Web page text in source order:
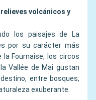
volcánicos y
los paisajes de La
por su carácter más
Fournaise, los circos
Vallée de Mai gustan
entre bosques,
exuberante.